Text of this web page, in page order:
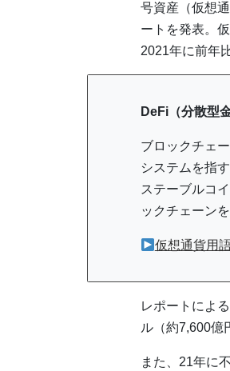
号資産（仮想
ートを発表。
2021年に前年
DeFi（分散型
ブロックチェ
システムを指
ステーブルコ
ックチェーン
仮想通貨用
レポートによ
ル（約7,600億
また、21年に